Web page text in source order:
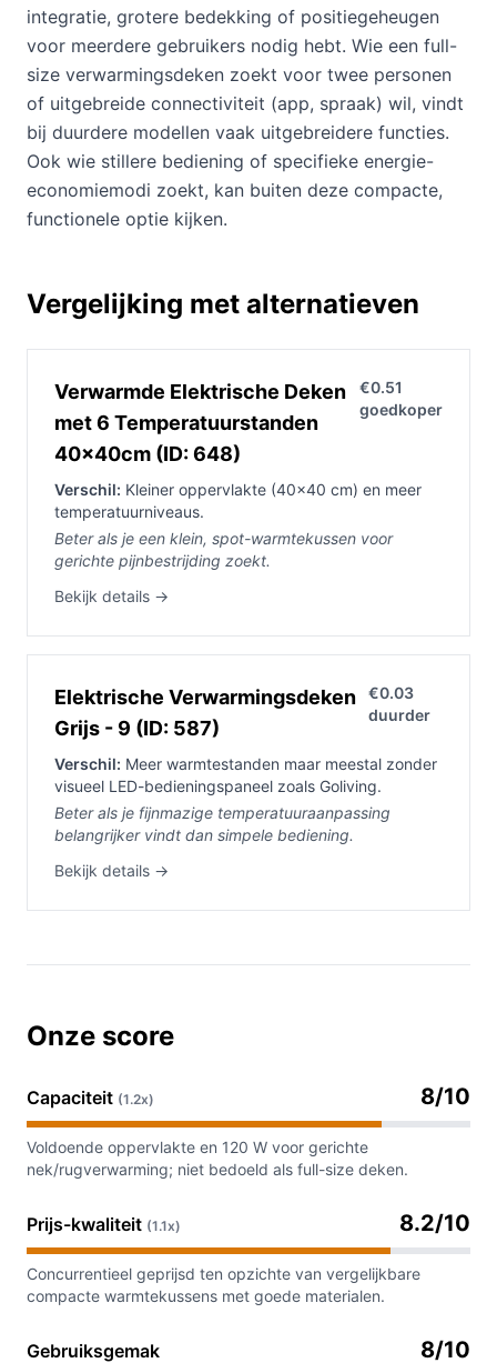
integratie, grotere bedekking of positiegeheugen
voor meerdere gebruikers nodig hebt. Wie een full-
size verwarmingsdeken zoekt voor twee personen
of uitgebreide connectiviteit (app, spraak) wil, vindt
bij duurdere modellen vaak uitgebreidere functies.
Ook wie stillere bediening of specifieke energie-
economiemodi zoekt, kan buiten deze compacte,
functionele optie kijken.
Vergelijking met alternatieven
Verwarmde Elektrische Deken
met 6 Temperatuurstanden
40x40cm (ID: 648)
€0.51
goedkoper
Verschil: Kleiner oppervlakte (40×40 cm) en meer
temperatuurniveaus.
Beter als je een klein, spot-warmtekussen voor
gerichte pijnbestrijding zoekt.
Bekijk details →
Elektrische Verwarmingsdeken
Grijs - 9 (ID: 587)
€0.03
duurder
Verschil: Meer warmtestanden maar meestal zonder
visueel LED-bedieningspaneel zoals Goliving.
Beter als je fijnmazige temperatuuraanpassing
belangrijker vindt dan simpele bediening.
Bekijk details →
Onze score
Capaciteit (1.2x) 8/10
Voldoende oppervlakte en 120 W voor gerichte
nek/rugverwarming; niet bedoeld als full-size deken.
Prijs-kwaliteit (1.1x) 8.2/10
Concurrentieel geprijsd ten opzichte van vergelijkbare
compacte warmtekussens met goede materialen.
Gebruiksgemak 8/10